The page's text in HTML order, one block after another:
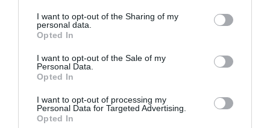
I want to opt-out of the Sharing of my
personal data.
Opted In
I want to opt-out of the Sale of my
Personal Data.
Opted In
I want to opt-out of processing my
Personal Data for Targeted Advertising.
Opted In